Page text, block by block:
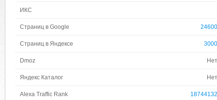
ИКС
Страниц в Google 24600
Страниц в Яндексе 3000
Dmoz Нет
Яндекс Каталог Нет
Alexa Traffic Rank 18744132